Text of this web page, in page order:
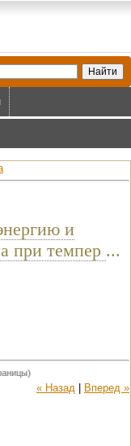
и
при темпер ...
« Назад
Вперед »